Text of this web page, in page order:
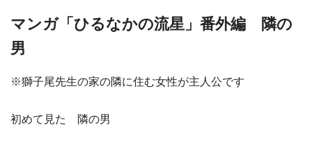
マンガ「ひるなかの流星」番外編 隣の
男
※獅子尾先生の家の隣に住む女性が主人公です
初めて見た 隣の男